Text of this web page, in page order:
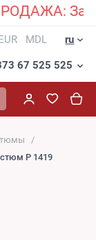
MDL ru
67 525 525
P 1419